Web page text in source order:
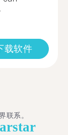
载软件
联系。
star